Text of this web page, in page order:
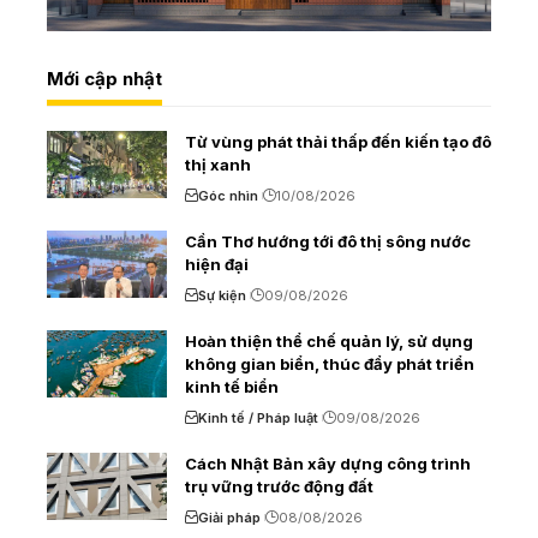
Mới cập nhật
Từ vùng phát thải thấp đến kiến tạo đô
thị xanh
Góc nhìn 10/08/2026
Cần Thơ hướng tới đô thị sông nước
hiện đại
Sự kiện 09/08/2026
Hoàn thiện thể chế quản lý, sử dụng
không gian biển, thúc đẩy phát triển
kinh tế biển
Kinh tế / Pháp luật 09/08/2026
Cách Nhật Bản xây dựng công trình
trụ vững trước động đất
Giải pháp 08/08/2026